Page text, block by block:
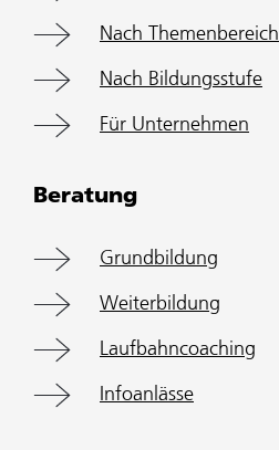
Nach Themenbereich
Nach Bildungsstufe
Für Unternehmen
Beratung
Grundbildung
Weiterbildung
Laufbahncoaching
Infoanlässe